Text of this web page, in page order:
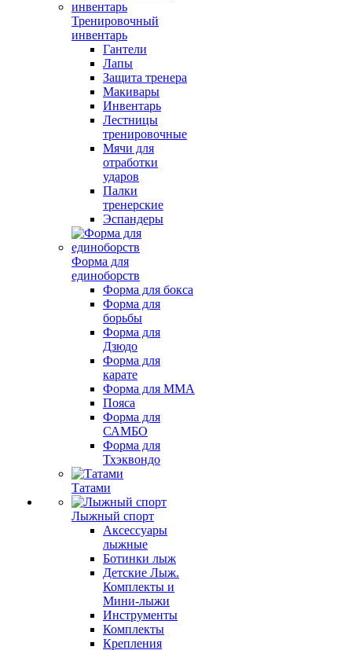
Тренировочный
инвентарь
Гантели
Лапы
Защита тренера
Макивары
Инвентарь
Лестницы
тренировочные
Мячи для
отработки
ударов
Палки
тренерские
Эспандеры
Форма для
единоборств
Форма для бокса
Форма для
борьбы
Форма для
Дзюдо
Форма для
карате
Форма для MMA
Пояса
Форма для
САМБО
Форма для
Тхэквондо
Татами
Лыжный спорт
Аксессуары
лыжные
Ботинки лыж
Детские Лыж.
Комплекты и
Мини-лыжи
Инструменты
Комплекты
Крепления